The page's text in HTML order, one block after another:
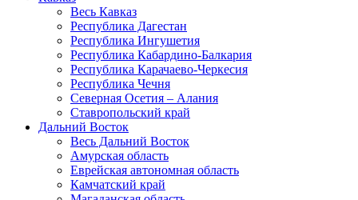
Весь Кавказ
Республика Дагестан
Республика Ингушетия
Республика Кабардино-Балкария
Республика Карачаево-Черкесия
Республика Чечня
Северная Осетия – Алания
Ставропольский край
Дальний Восток
Весь Дальний Восток
Амурская область
Еврейская автономная область
Камчатский край